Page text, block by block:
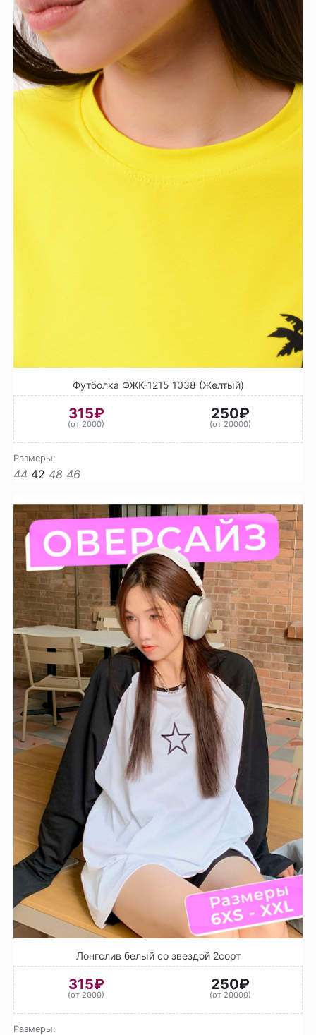
Футболка ФЖК-1215 1038 (Желтый)
315₽
(от 2000)
250₽
(от 20000)
Размеры:
44 42 48 46
Лонгслив белый со звездой 2сорт
315₽
(от 2000)
250₽
(от 20000)
Размеры: